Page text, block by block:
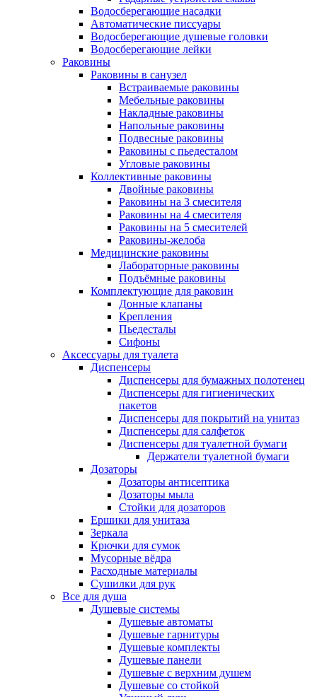
Водосберегающие насадки
Автоматические писсуары
Водосберегающие душевые головки
Водосберегающие лейки
Раковины
Раковины в санузел
Встраиваемые раковины
Мебельные раковины
Накладные раковины
Напольные раковины
Подвесные раковины
Раковины с пьедесталом
Угловые раковины
Коллективные раковины
Двойные раковины
Раковины на 3 смесителя
Раковины на 4 смесителя
Раковины на 5 смесителей
Раковины-желоба
Медицинские раковины
Лабораторные раковины
Подъёмные раковины
Комплектующие для раковин
Донные клапаны
Крепления
Пьедесталы
Сифоны
Аксессуары для туалета
Диспенсеры
Диспенсеры для бумажных полотенец
Диспенсеры для гигиенических
пакетов
Диспенсеры для покрытий на унитаз
Диспенсеры для салфеток
Диспенсеры для туалетной бумаги
Держатели туалетной бумаги
Дозаторы
Дозаторы антисептика
Дозаторы мыла
Стойки для дозаторов
Ершики для унитаза
Зеркала
Крючки для сумок
Мусорные вёдра
Расходные материалы
Сушилки для рук
Все для душа
Душевые системы
Душевые автоматы
Душевые гарнитуры
Душевые комплекты
Душевые панели
Душевые с верхним душем
Душевые со стойкой